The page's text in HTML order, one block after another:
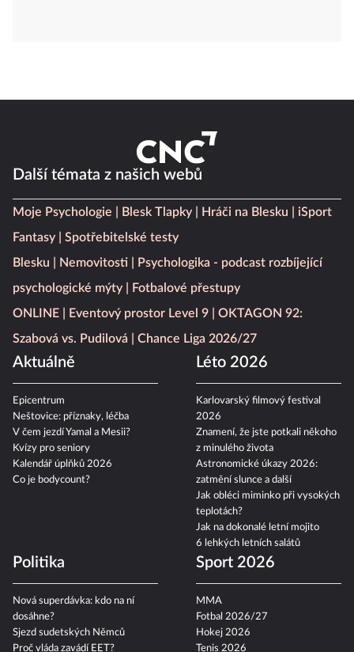
Další témata z našich webů
Moje Psychologie Blesk Tlapky Hráči na Blesku
iSport
Fantasy
Spotřebitelské testy
Blesku
Nemovitosti
Psychologika - podcast rozbíjející
psychologické mýty
Fotbalové přestupy
ONLINE
Eventový prostor Level 9
OKTAGON 92:
Szabová vs. Pudilová
Chance Liga 2026/27
Aktuálně
Epicentrum
Neštovice: příznaky, léčba
V čem jezdí Yamal a Mesii?
Kvízy pro seniory
Kalendář úplňků 2026
Co je bodycount?
Léto 2026
Karlovarský filmový festival
2026
Znamení, že jste potkali někoho
z minulého života
Astronomické úkazy 2026:
zatmění slunce a další
Jak obléci miminko při vysokých
teplotách?
Jak na dokonalé letní mojito
6 lehkých letních salátů
Politika
Nová superdávka: kdo na ní
dosáhne?
Sjezd sudetských Němců
Proč vláda zavádí EET?
Sport 2026
MMA
Fotbal 2026/27
Hokej 2026
Tenis 2026